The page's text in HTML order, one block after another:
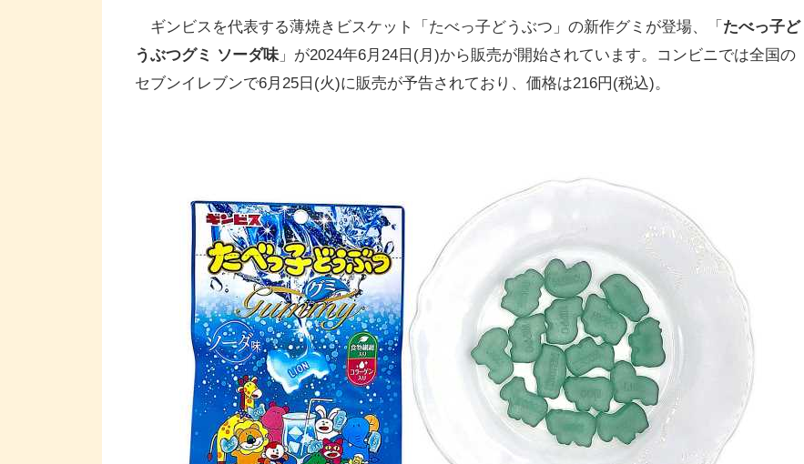
ギンビスを代表する薄焼きビスケット「たべっ子どうぶつ」の新作グミが登場、「 たべっ子ど
うぶつグミ ソーダ味」が2024年6月24日(月)から販売が開始されています。コンビニでは全国の
セブンイレブンで6月25日(火)に販売が予告されており、価格は216円(税込)。